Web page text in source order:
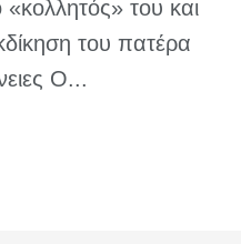
του και
του πατέρα
Ο...